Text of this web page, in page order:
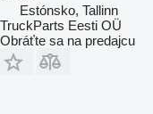
Estónsko, Tallinn
TruckParts Eesti OÜ
Obráťte sa na predajcu